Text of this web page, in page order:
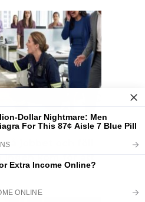
jobbet och föll
kom för att